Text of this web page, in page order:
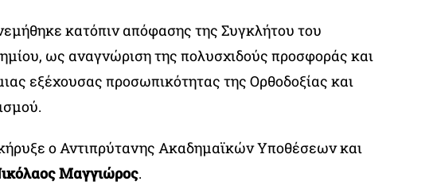
κατόπιν απόφασης της Συγκλήτου του
ως αναγνώριση της πολυσχιδούς προσφοράς και
εξέχουσας προσωπικότητας της Ορθοδοξίας και
ο Αντιπρύτανης Ακαδημαϊκών Υποθέσεων και
Μαγγιώρος.